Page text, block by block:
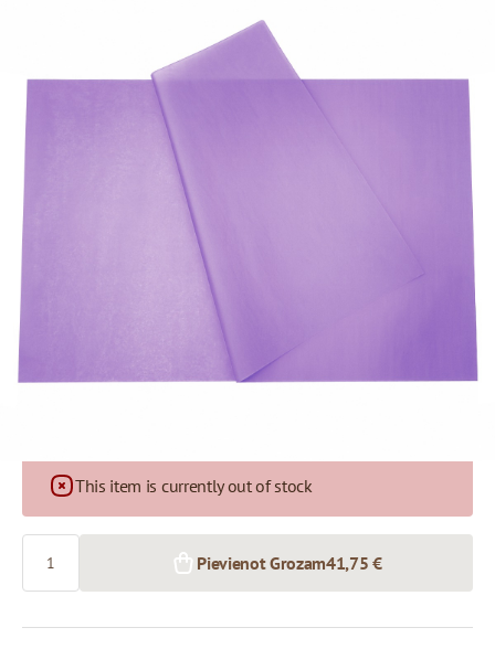
Zīdpapīrs - lillā (240 loksnes)
Preces kods:
ZP13
Izmērs:
500 x 750 mm
Biezums:
Prece nav pieejama saņemšanai pakomātā.
This item is currently out of stock
Pievienot Grozam41,75 €